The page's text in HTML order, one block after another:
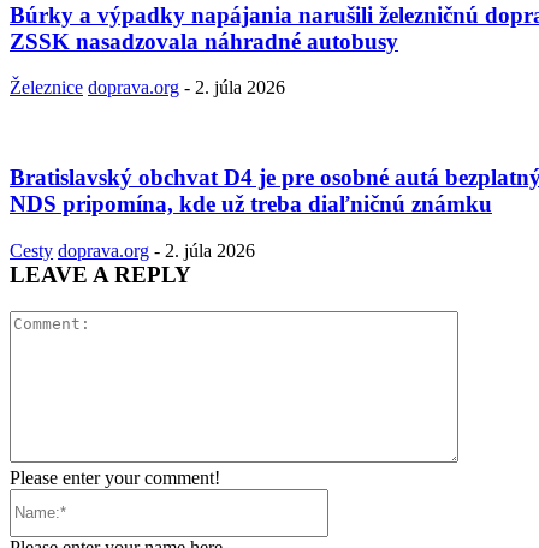
Búrky a výpadky napájania narušili železničnú
ZSSK nasadzovala náhradné autobusy
Železnice doprava.org - 2. júla 2026
Bratislavský obchvat D4 je pre osobné autá
NDS pripomína, kde už treba diaľničnú známku
Cesty doprava.org - 2. júla 2026
LEAVE A REPLY
Please enter your comment!